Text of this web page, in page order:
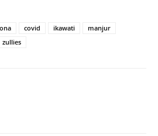
covid ikawati
manjur
zullies